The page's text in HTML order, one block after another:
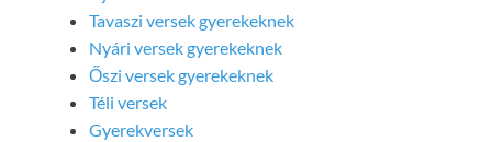
Tavaszi versek gyerekeknek
Nyári versek gyerekeknek
Őszi versek gyerekeknek
Téli versek
Gyerekversek